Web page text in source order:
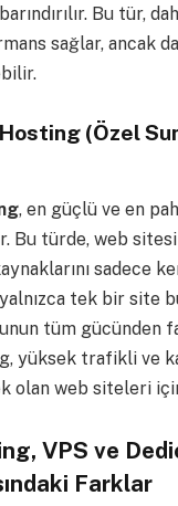
Bu tür,
sağlar, ancak
(Özel
, en güçlü ve en
Bu türde, web
sadece
tek bir site
tüm gücünden
yüksek trafikli ve
olan web siteleri
VPS ve
Farklar